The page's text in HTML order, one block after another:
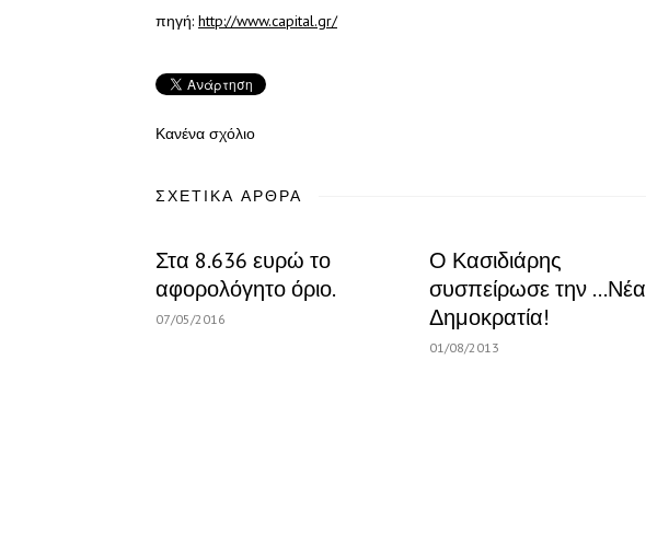
πηγή: http://www.capital.gr/
Κανένα σχόλιο
ΣΧΕΤΙΚΆ ΆΡΘΡΑ
Στα 8.636 ευρώ το
αφορολόγητο όριο.
07/05/2016
Ο Κασιδιάρης
συσπείρωσε την …Νέα
Δημοκρατία!
01/08/2013